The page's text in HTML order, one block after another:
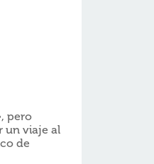
pero
un viaje al
de